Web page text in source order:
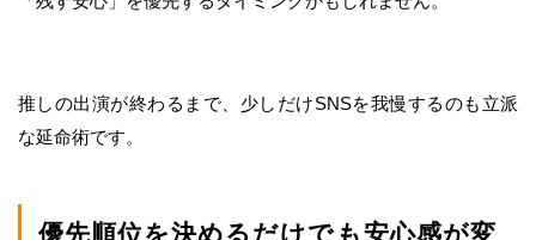
推しの出演が終わるまで、少しだけSNSを我慢するのも立派
な延命術です。
優先順位を決めるだけでも安心感が変